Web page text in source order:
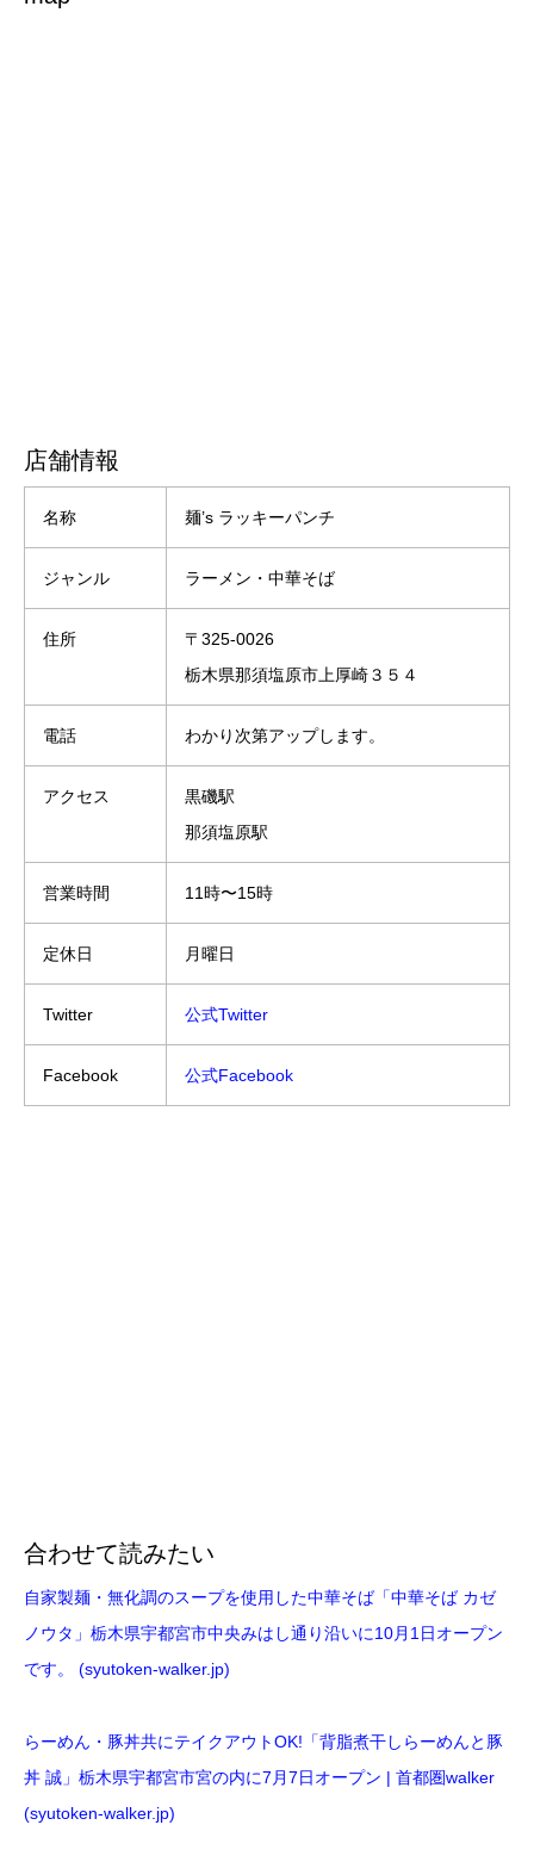
店舗情報
名称 麺’s ラッキーパンチ
ジャンル ラーメン・中華そば
住所
〒325-0026
栃木県那須塩原市上厚崎３５４
電話 わかり次第アップします。
アクセス
黒磯駅
那須塩原駅
営業時間 11時〜15時
定休日 月曜日
Twitter 公式Twitter
Facebook 公式Facebook
合わせて読みたい
自家製麺・無化調のスープを使用した中華そば「中華そば カゼ
ノウタ」栃木県宇都宮市中央みはし通り沿いに10月1日オープン
です。 (syutoken-walker.jp)
らーめん・豚丼共にテイクアウトOK!「背脂煮干しらーめんと豚
丼 誠」栃木県宇都宮市宮の内に7月7日オープン | 首都圏walker
(syutoken-walker.jp)